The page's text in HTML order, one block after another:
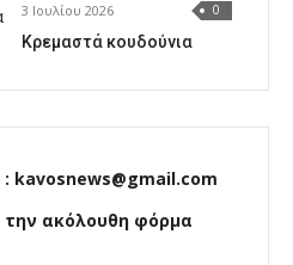
3 Ιουλίου 2026 0
Κρεμαστά κουδούνια
kavosnews@gmail.com
ακόλουθη φόρμα